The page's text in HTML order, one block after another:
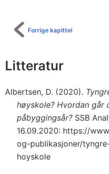
Forrige kapittel
Litteratur
Albertsen, D. (2020).
høyskole? Hvordan går
påbyggingsår? SSB
16.09.2020: https://
og-publikasjoner/
hoyskole